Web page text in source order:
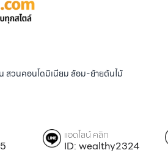
สวนคอนโดมิเนียม ล้อม-ย้ายต้นไม้
แอดไลน์ คลิก
ID: wealthy2324